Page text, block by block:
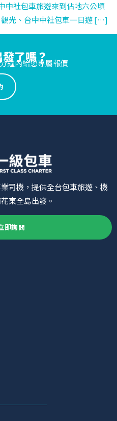
中社包車旅遊來到佔地六公頃
光、台中中社包車一日遊 […]
了嗎？
鐘內給您專屬報價
司機，提供全台包車旅遊、機
東全島出發。
即詢問